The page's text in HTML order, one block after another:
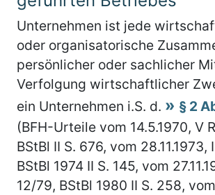
Unternehmen ist jede
oder organisatorische
persönlicher oder sachlicher
Verfolgung wirtschaftlicher
ein Unternehmen i.S. d.
§ 2
(BFH-Urteile vom 14.5.1970, V
BStBl II S. 676, vom 28.11.1973,
BStBl 1974 II S. 145, vom
12/79, BStBl 1980 II S. 258,